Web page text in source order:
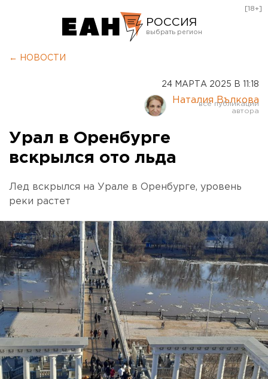
РОССИЯ
Курган
Оренбург
[18+]
← НОВОСТИ
24 МАРТА 2025 В 11:18
Наталия Вълкова
Урал в Оренбурге
вскрылся ото льда
Лед вскрылся на Урале в Оренбурге, уровень
реки растет